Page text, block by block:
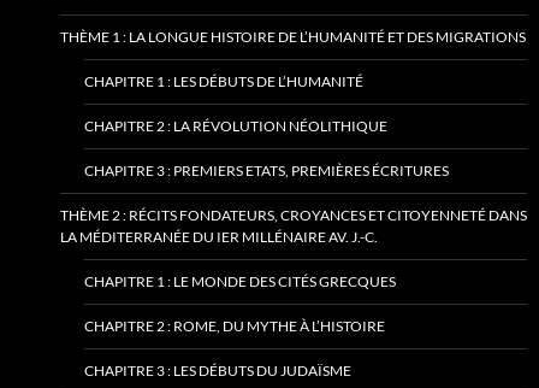
THÈME 1 : LA LONGUE HISTOIRE DE L’HUMANITÉ ET DES MIGRATIONS
CHAPITRE 1 : LES DÉBUTS DE L’HUMANITÉ
CHAPITRE 2 : LA RÉVOLUTION NÉOLITHIQUE
CHAPITRE 3 : PREMIERS ETATS, PREMIÈRES ÉCRITURES
THÈME 2 : RÉCITS FONDATEURS, CROYANCES ET CITOYENNETÉ DANS
LA MÉDITERRANÉE DU IER MILLÉNAIRE AV. J.-C.
CHAPITRE 1 : LE MONDE DES CITÉS GRECQUES
CHAPITRE 2 : ROME, DU MYTHE À L’HISTOIRE
CHAPITRE 3 : LES DÉBUTS DU JUDAÏSME